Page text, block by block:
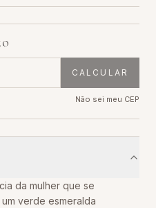
CALCULAR
Não sei meu CEP
da mulher que se
verde esmeralda